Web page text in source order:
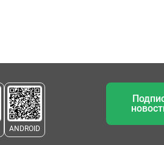
ANDROID